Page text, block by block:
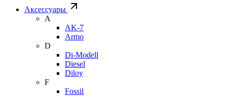
Аксессуары
A
AK-7
Armo
D
Di-Modell
Diesel
Diloy
F
Fossil